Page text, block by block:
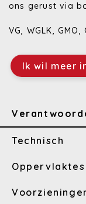
ons gerust via
VG, WGLK, GMO,
Ik wil meer
Technisch